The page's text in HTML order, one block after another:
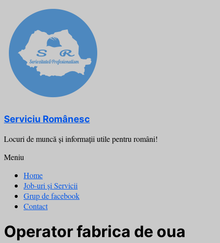
content
Serviciu Românesc
Locuri de muncă şi informații utile pentru români!
Meniu
Home
Job-uri și Servicii
Grup de facebook
Contact
Operator fabrica de oua